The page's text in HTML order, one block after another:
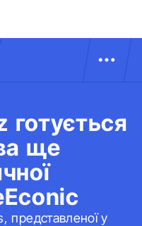
готується
ще
представленої у